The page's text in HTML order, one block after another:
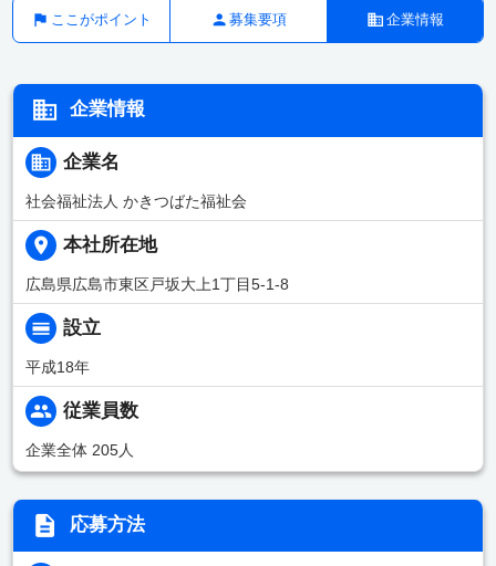
ここがポイント 募集要項 企業情報
企業情報
企業名
社会福祉法人 かきつばた福祉会
本社所在地
広島県広島市東区戸坂大上1丁目5-1-8
設立
平成18年
従業員数
企業全体 205人
応募方法